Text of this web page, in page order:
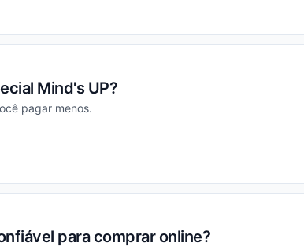
Mind's UP?
pagar menos.
para comprar online?